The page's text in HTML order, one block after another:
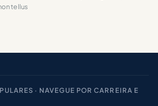
tellus
· NAVEGUE POR CARREIRA E